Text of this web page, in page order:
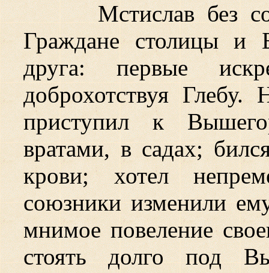
Мстислав без
Граждане столицы и
друга: первые
доброхотствуя
приступил к
вратами, в садах;
крови; хотел
союзники изменили
мнимое повеление
стоять долго под